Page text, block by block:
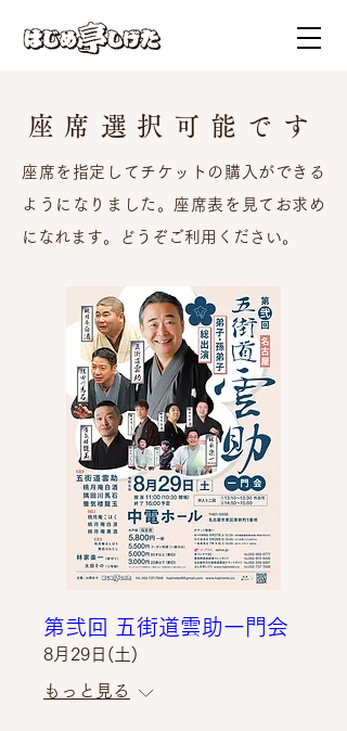
座席選択可能です
座席を指定してチケットの購入ができる
ようになりました。座席表を見てお求め
になれます。どうぞご利用ください。
第弐回 五街道雲助一門会
8月29日(土)
もっと見る